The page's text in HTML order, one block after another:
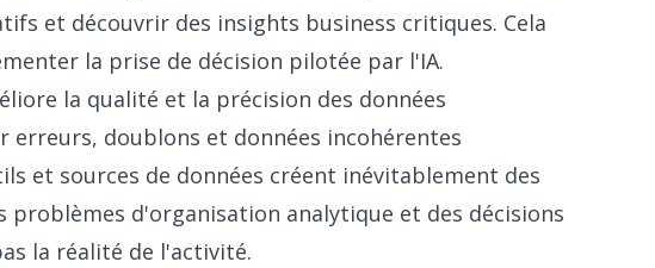
et découvrir des insights business critiques. Cela
la prise de décision pilotée par l'IA.
la qualité et la précision des données
erreurs, doublons et données incohérentes
et sources de données créent inévitablement des
problèmes d'organisation analytique et des décisions
la réalité de l'activité.